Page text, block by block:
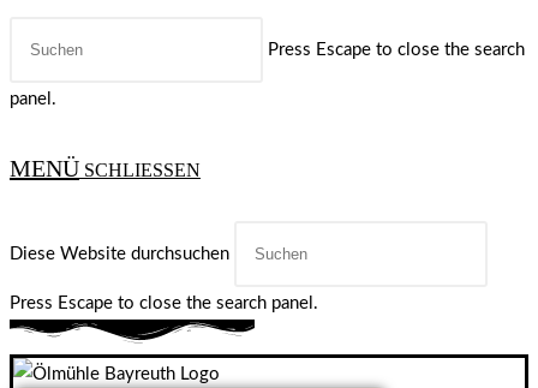
Press Escape to close the search
panel.
MENÜ SCHLIESSEN
Diese Website durchsuchen
Press Escape to close the search panel.